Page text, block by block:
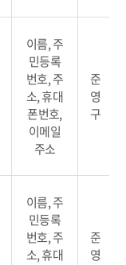
이름, 주
민등록
번호, 주
소, 휴대
폰번호,
이메일
주소
준
영
구
이름, 주
민등록
번호, 주
소, 휴대
준
영